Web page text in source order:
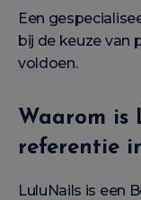
Een
bij de keuze van
voldoen.
Waarom is
referentie
LuluNails is een